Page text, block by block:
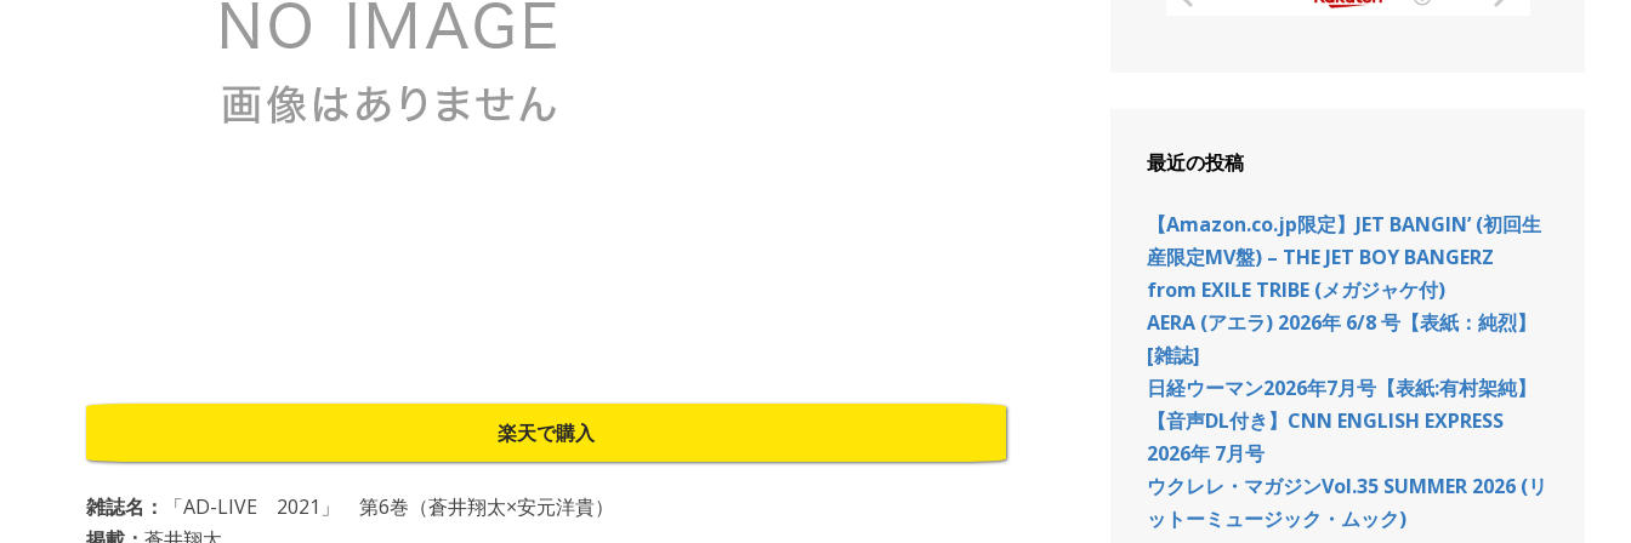
楽天で購入
雑誌名：
「AD-LIVE 2021」 第6巻（蒼井翔太×安元洋貴）
最近の投稿
【Amazon.co.jp限定】JET BANGIN’ (初回生
産限定MV盤) – THE JET BOY BANGERZ
from EXILE TRIBE (メガジャケ付)
AERA (アエラ) 2026年 6/8 号【表紙：純烈】
[雑誌]
日経ウーマン2026年7月号【表紙:有村架純】
【音声DL付き】CNN ENGLISH EXPRESS
2026年 7月号
ウクレレ・マガジンVol.35 SUMMER 2026 (リ
ットーミュージック・ムック)